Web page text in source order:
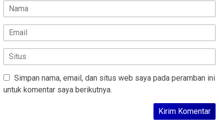
Simpan nama, email, dan situs web saya pada peramban ini
untuk komentar saya berikutnya.